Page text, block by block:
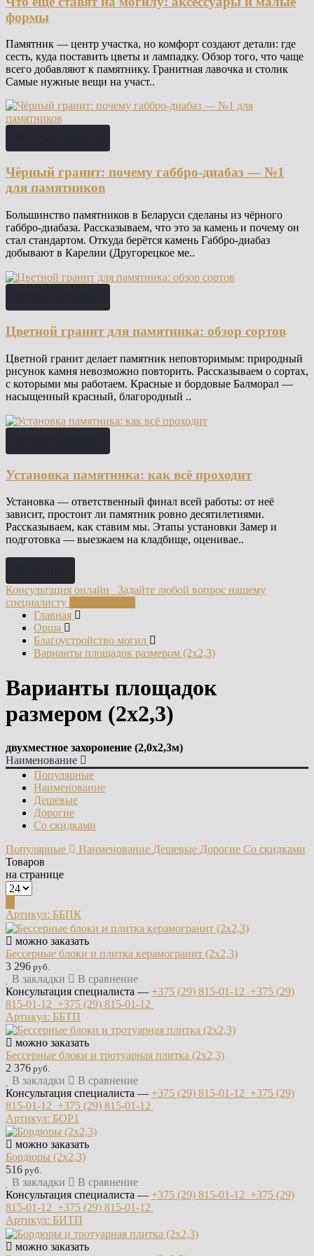
формы
Памятник — центр участка, но комфорт создают детали: где
сесть, куда поставить цветы и лампадку. Обзор того, что чаще
всего добавляют к памятнику. Гранитная лавочка и столик
Самые нужные вещи на участ..
Чёрный гранит: почему габбро-диабаз — №1
для памятников
Большинство памятников в Беларуси сделаны из чёрного
габбро-диабаза. Рассказываем, что это за камень и почему он
стал стандартом. Откуда берётся камень Габбро-диабаз
добывают в Карелии (Другорецкое ме..
Цветной гранит для памятника: обзор сортов
Цветной гранит делает памятник неповторимым: природный
рисунок камня невозможно повторить. Рассказываем о сортах,
с которыми мы работаем. Красные и бордовые Балморал —
насыщенный красный, благородный ..
Установка памятника: как всё проходит
Установка — ответственный финал всей работы: от неё
зависит, простоит ли памятник ровно десятилетиями.
Рассказываем, как ставим мы. Этапы установки Замер и
подготовка — выезжаем на кладбище, оценивае..
Консультация онлайн
Задайте любой вопрос нашему
специалисту
Главная
Орша
Благоустройство могил
Варианты площадок размером (2х2,3)
Варианты площадок
размером (2х2,3)
двухместное захоронение (2,0х2,3м)
Наименование
Популярные
Наименование
Дешевые
Дорогие
Со скидками
Популярные
Наименование Дешевые Дорогие Со скидками
Товаров
на странице
Артикул: ББПК
можно заказать
Бессерные блоки и плитка керамогранит (2х2,3)
3 296 руб.
В закладки
В сравнение
Консультация специалиста — +375 (29) 815-01-12 +375 (29)
815-01-12 +375 (29) 815-01-12
Артикул: ББТП
можно заказать
Бессерные блоки и тротуарная плитка (2х2,3)
2 376 руб.
В закладки
В сравнение
Консультация специалиста — +375 (29) 815-01-12 +375 (29)
815-01-12 +375 (29) 815-01-12
Артикул: БОР1
можно заказать
Бордюры (2х2,3)
516 руб.
В закладки
В сравнение
Консультация специалиста — +375 (29) 815-01-12 +375 (29)
815-01-12 +375 (29) 815-01-12
Артикул: БИТП
можно заказать